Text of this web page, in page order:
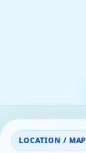
LOCATION / MAP